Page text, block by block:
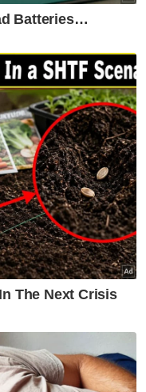
yang
ke rumah,
bilik tidur
itu tanpa
Klik di sini!